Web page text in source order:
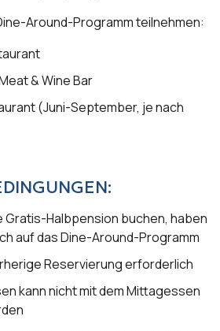
Around-Programm teilnehmen:
& Wine Bar
(Juni-September, je nach
Gratis-Halbpension buchen, haben
auf das Dine-Around-Programm
Reservierung erforderlich
kann nicht mit dem Mittagessen